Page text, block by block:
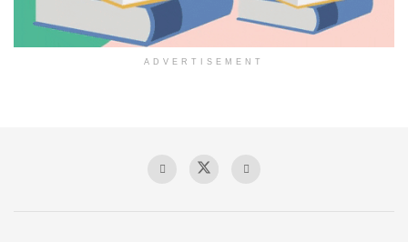
ADVERTISEMENT